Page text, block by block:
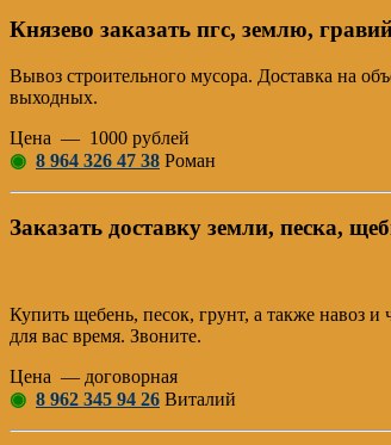
Князево заказать пгс, землю,
Вывоз строительного мусора. Доставка на
выходных.
Цена — 1000 рублей
◉ 8 964 326 47 38 Роман
Заказать доставку земли, песка,
Купить щебень, песок, грунт, а также навоз
для вас время. Звоните.
Цена — договорная
◉ 8 962 345 94 26 Виталий